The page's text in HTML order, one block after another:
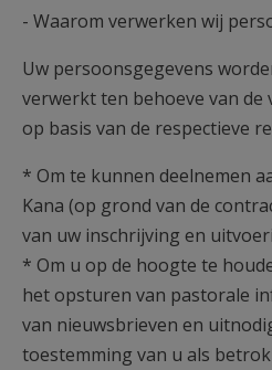
- Waarom verwerken wij
Uw persoonsgegevens
verwerkt ten behoeve van de
op basis van de respectieve
* Om te kunnen deelnemen
Kana (op grond van de
van uw inschrijving en
* Om u op de hoogte te
het opsturen van pastorale
van nieuwsbrieven en
toestemming van u als